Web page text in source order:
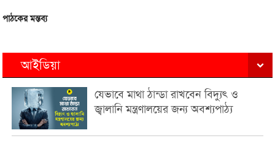
পাঠকের মন্তব্য
আইডিয়া
যেভাবে মাথা ঠান্ডা রাখবেন বিদ্যুৎ ও
জ্বালানি মন্ত্রণালয়ের জন্য অবশ্যপাঠ্য